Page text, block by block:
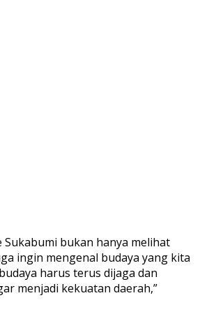
Sukabumi bukan hanya melihat
ingin mengenal budaya yang kita
harus terus dijaga dan
menjadi kekuatan daerah,”